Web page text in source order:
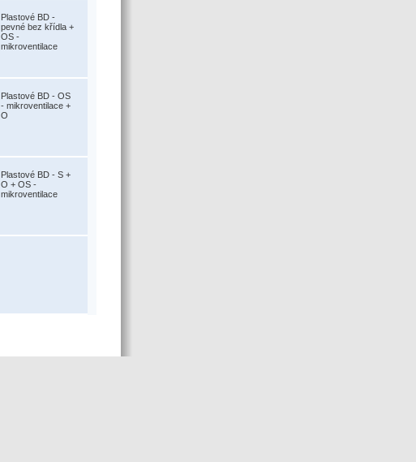
Plastové BD -
pevné bez křídla +
OS -
mikroventilace
Plastové BD - OS
- mikroventilace +
O
Plastové BD - S +
O + OS -
mikroventilace